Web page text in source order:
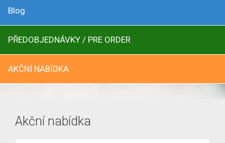
Blog
PŘEDOBJEDNÁVKY / PRE ORDER
AKČNÍ NABÍDKA
Akční nabídka